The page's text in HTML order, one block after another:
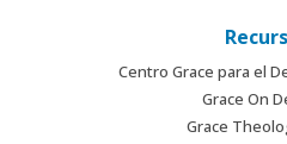
Centro Grace para el
Grace On
Grace